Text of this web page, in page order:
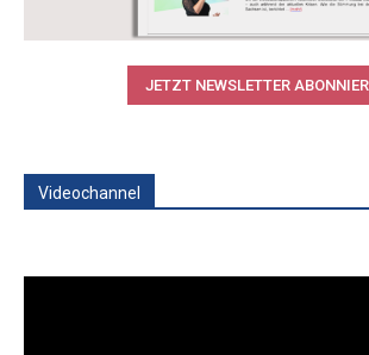
JETZT NEWSLETTER
Videochannel